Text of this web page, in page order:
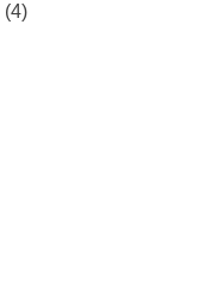
(4)